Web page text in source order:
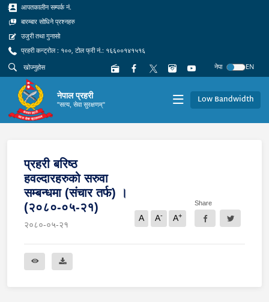
आपतकालीन सम्पर्क नं.
बारम्बार सोधिने प्रश्नहरु
उजुरी तथा गुनासो
प्रहरी कन्ट्रोल : १००, टोल फ्री नं.: १६६००१४१५१६
नेपा
EN
नेपाल प्रहरी
"सत्य, सेवा सुरक्षणम्" Low Bandwidth
प्रहरी बरिष्ठ
हवल्दारहरुको सरुवा
सम्बन्धमा (संचार तर्फ) ।
(२०८०-०५-२१)
२०८०-०५-२१
A A- A+
Share